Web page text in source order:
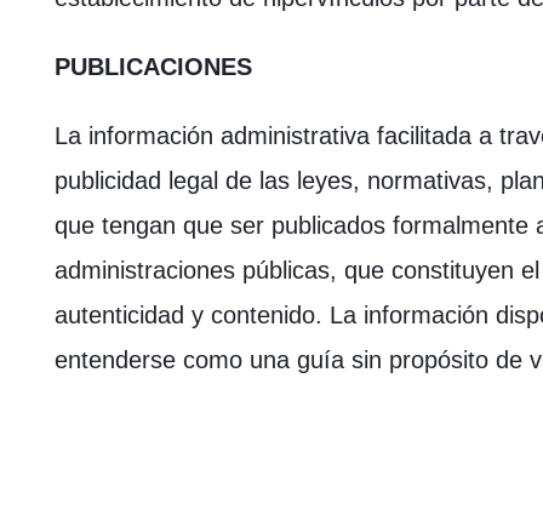
PUBLICACIONES
La información administrativa facilitada a
publicidad legal de las leyes, normativas,
que tengan que ser publicados formalmente
administraciones públicas, que constituyen
autenticidad y contenido. La información
entenderse como una guía sin propósito de